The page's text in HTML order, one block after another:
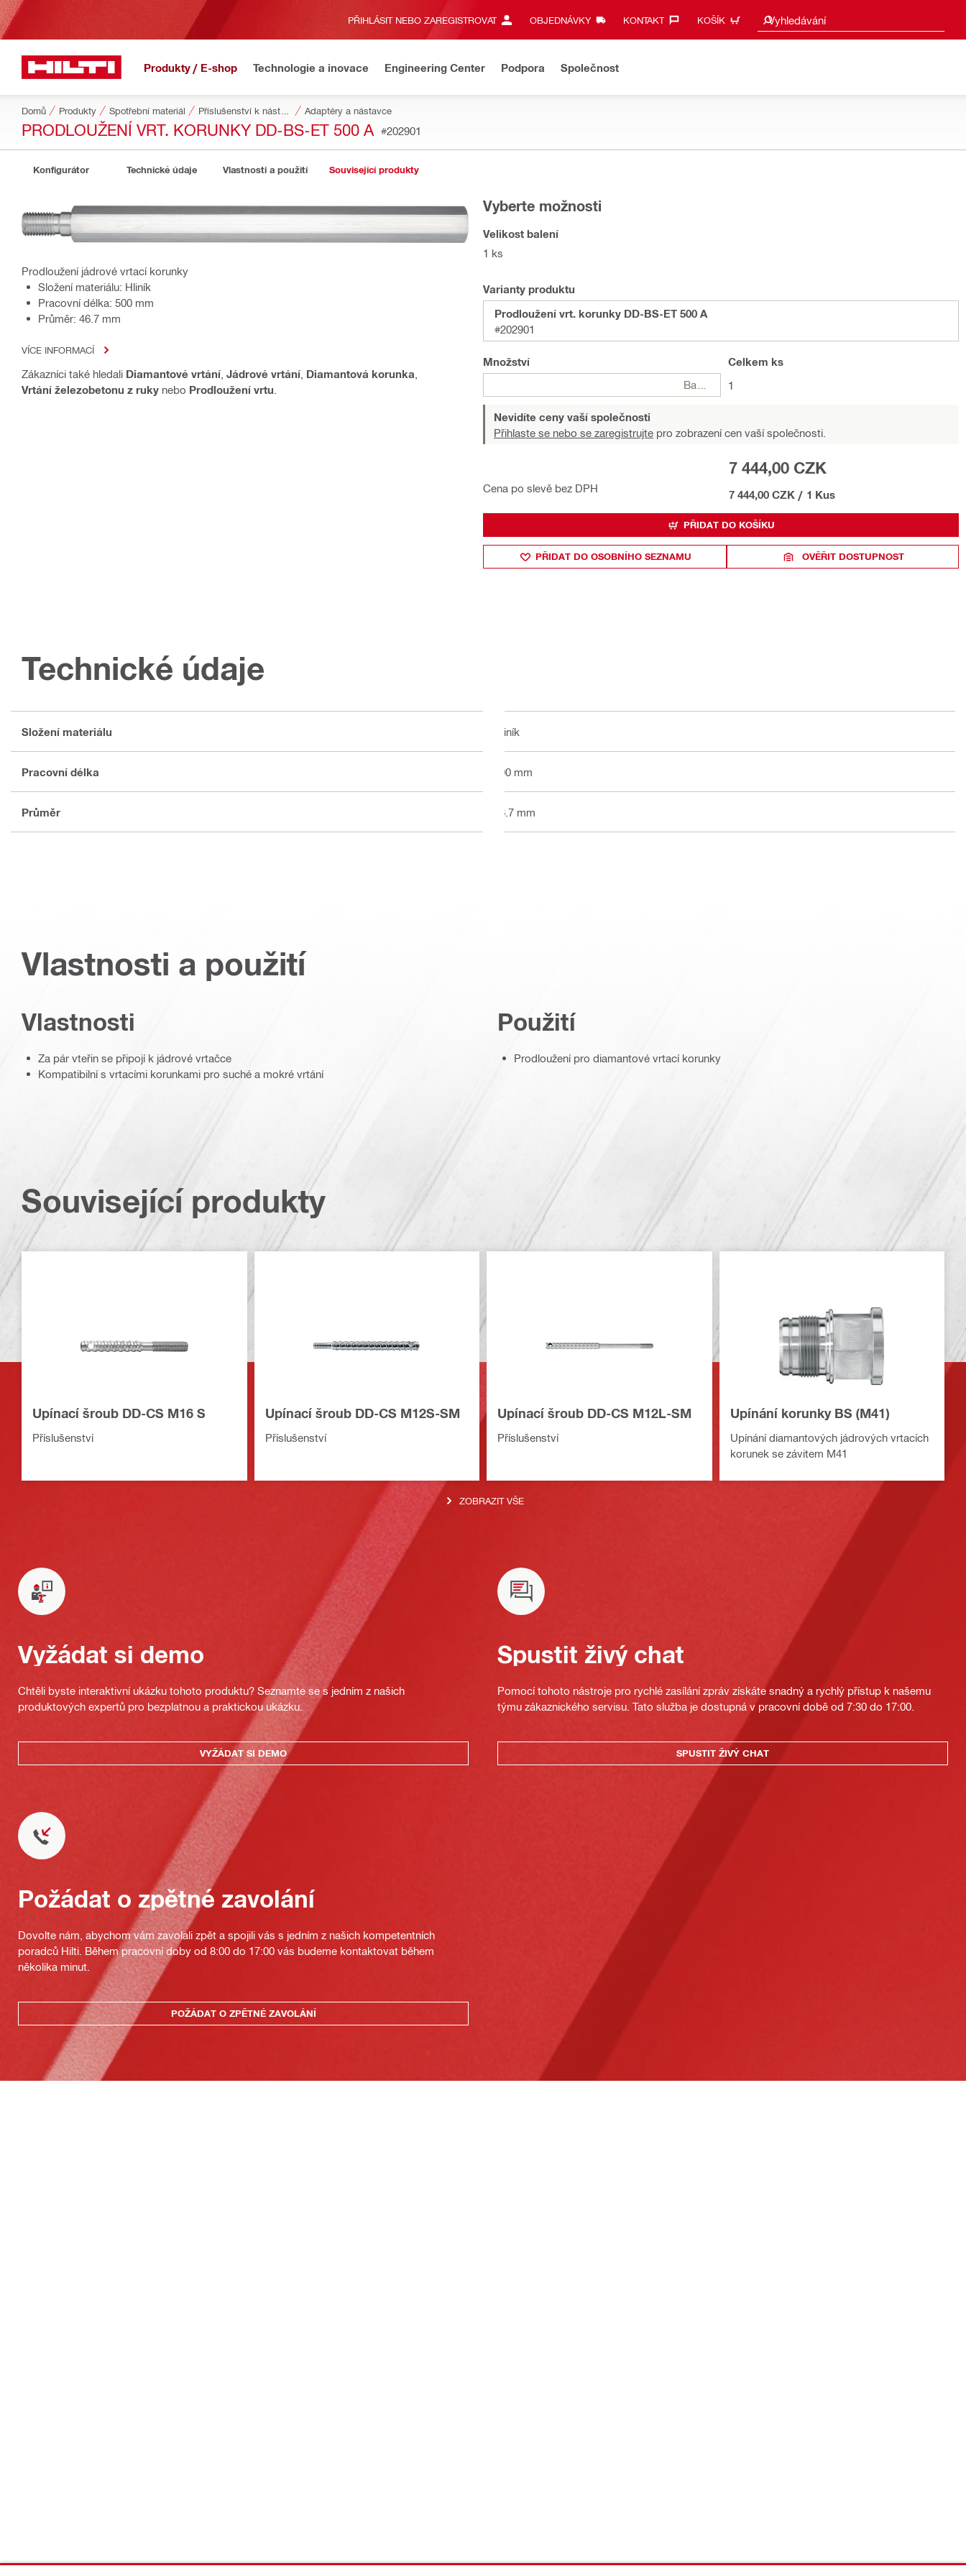
PŘIHLÁSIT NEBO ZAREGISTROVAT OBJEDNÁVKY KONTAKT‎ KOŠÍK Vyhledávání
Návrhy vyhledávání
Produkty / E-shop Technologie a inovace Engineering Center Podpora Společnost
Domů Produkty Spotřební materiál Adaptéry a nástavce
PRODLOUŽENÍ VRT. KORUNKY DD-BS-ET 500 A #202901
Konfigurátor Technické údaje Vlastnosti a použití Související produkty
Prodloužení jádrové vrtací korunky
Složení materiálu: Hliník
Pracovní délka: 500 mm
Průměr: 46.7 mm
VÍCE INFORMACÍ
Zákazníci také hledali Diamantové vrtání Jádrové vrtání Diamantová korunka
Vrtání železobetonu z ruky nebo Prodloužení vrtu
Vyberte možnosti
Velikost balení
1 ks
Varianty produktu
Prodloužení vrt. korunky DD-BS-ET 500 A
#202901
Množství
Celkem ks
1
Nevidíte ceny vaší společnosti
Přihlaste se nebo se zaregistrujte pro zobrazení cen vaší společnosti.
Cena po slevě bez DPH
7 444,00 CZK
7 444,00 CZK / 1 Kus
PŘIDAT DO KOŠÍKU
PŘIDAT DO OSOBNÍHO SEZNAMU OVĚŘIT DOSTUPNOST
Technické údaje
Složení materiálu Hliník
Pracovní délka 500 mm
Průměr 46.7 mm
Vlastnosti a použití
Vlastnosti
Za pár vteřin se připojí k jádrové vrtačce
Kompatibilní s vrtacími korunkami pro suché a mokré vrtání
Použití
Prodloužení pro diamantové vrtací korunky
Související produkty
Upínací šroub DD-CS M16 S
Příslušenství
Upínací šroub DD-CS M12S-SM
Příslušenství
Upínací šroub DD-CS M12L-SM
Příslušenství
Upínání korunky BS (M41)
Upínání diamantových jádrových vrtacích
korunek se závitem M41
ZOBRAZIT VŠE
Vyžádat si demo
Chtěli byste interaktivní ukázku tohoto produktu? Seznamte se s jedním z našich
produktových expertů pro bezplatnou a praktickou ukázku.
VYŽÁDAT SI DEMO
Spustit živý chat
Pomocí tohoto nástroje pro rychlé zasílání zpráv získáte snadný a rychlý přístup k našemu
týmu zákaznického servisu. Tato služba je dostupná v pracovní době od 7:30 do 17:00.
SPUSTIT ŽIVÝ CHAT
Požádat o zpětné zavolání
Dovolte nám, abychom vám zavolali zpět a spojili vás s jedním z našich kompetentních
poradců Hilti. Během pracovní doby od 8:00 do 17:00 vás budeme kontaktovat během
několika minut.
POŽÁDAT O ZPĚTNÉ ZAVOLÁNÍ